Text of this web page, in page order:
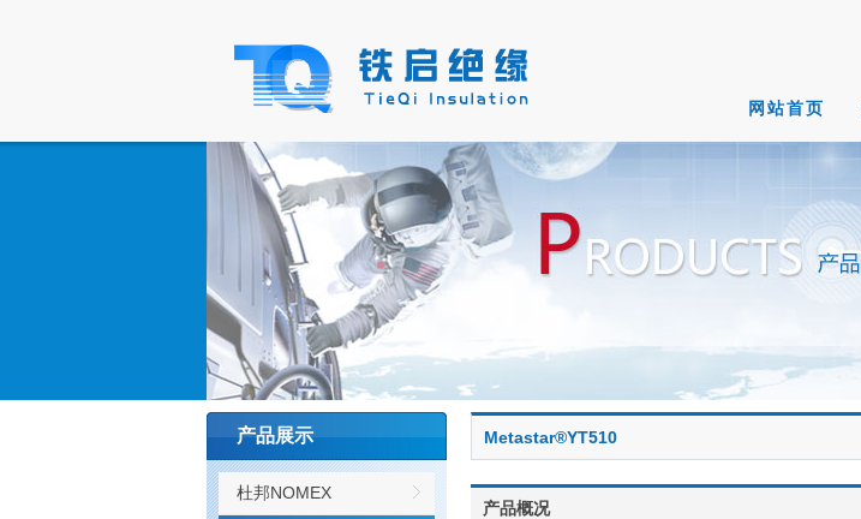
网站首页
产品展示
杜邦NOMEX
Metastar®YT510
产品概况